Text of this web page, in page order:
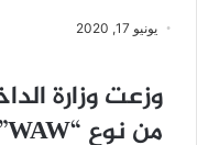
يونيو 17, 2020